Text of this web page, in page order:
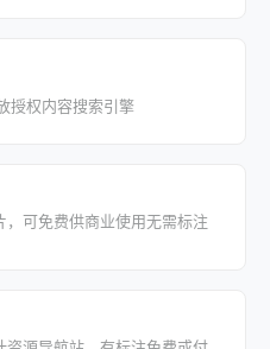
授权内容搜索引擎
，可免费供商业使用无需标注